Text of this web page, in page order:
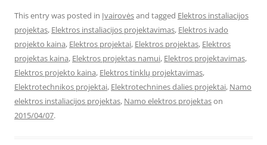
This entry was posted in Įvairovėsand tagged Elektros instaliacijos
projektas, Elektros instaliacijos projektavimas, Elektros ivado
projekto kaina, Elektros projektai, Elektros projektas, Elektros
projektas kaina, Elektros projektas namui, Elektros projektavimas,
Elektros projekto kaina, Elektros tinklų projektavimas,
Elektrotechnikos projektai, Elektrotechnines dalies projektai, Namo
elektros instaliacijos projektas, Namo elektros projektason
2015/04/07.